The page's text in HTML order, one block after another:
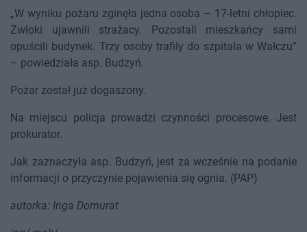
„W wyniku pożaru zginęła jedna osoba – 17-letni chłopiec.
Zwłoki ujawnili strażacy. Pozostali mieszkańcy sami
opuścili budynek. Trzy osoby trafiły do szpitala w Wałczu”
– powiedziała asp. Budzyń.
Pożar został już dogaszony.
Na miejscu policja prowadzi czynności procesowe. Jest
prokurator.
Jak zaznaczyła asp. Budzyń, jest za wcześnie na podanie
informacji o przyczynie pojawienia się ognia. (PAP)
autorka: Inga Domurat